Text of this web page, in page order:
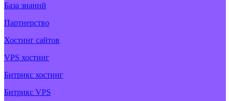
База знаний
Партнерство
Хостинг сайтов
VPS хостинг
Битрикс хостинг
Битрикс VPS